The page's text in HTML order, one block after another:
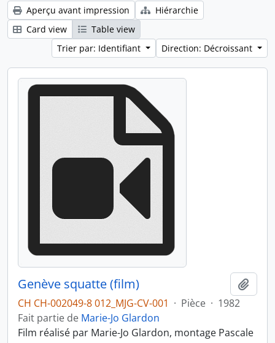
Aperçu avant impression
Hiérarchie
Card view
Table view
Trier par: Identifiant
Direction: Décroissant
Genève squatte (film)
CH CH-002049-8 012_MJG-CV-001 · Pièce · 1982
Fait partie de Marie-Jo Glardon
Film réalisé par Marie-Jo Glardon, montage Pascale